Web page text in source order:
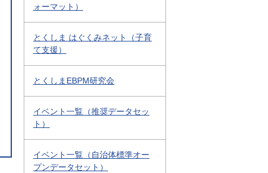
ォーマット）
とくしま はぐくみネット（子育
て支援）
とくしまEBPM研究会
イベント一覧（推奨データセッ
ト）
イベント一覧（自治体標準オー
プンデータセット）